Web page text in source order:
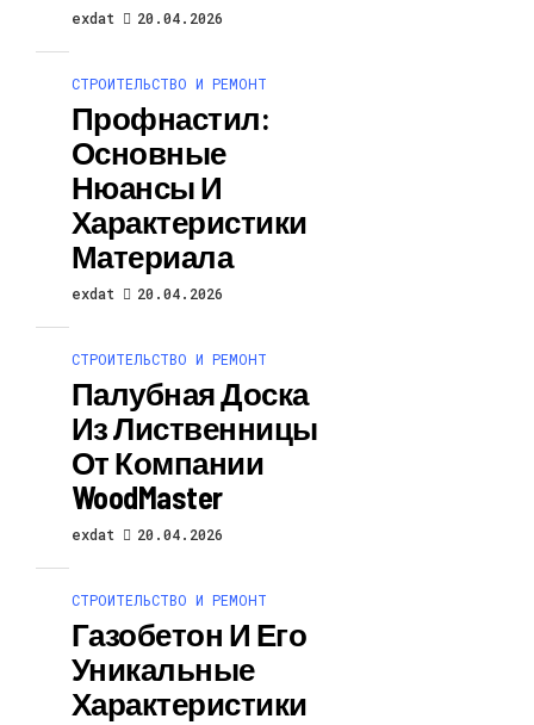
exdat 20.04.2026
СТРОИТЕЛЬСТВО И РЕМОНТ
Профнастил:
Основные
Нюансы И
Характеристики
Материала
exdat 20.04.2026
СТРОИТЕЛЬСТВО И РЕМОНТ
Палубная Доска
Из Лиственницы
От Компании
WoodMaster
exdat 20.04.2026
СТРОИТЕЛЬСТВО И РЕМОНТ
Газобетон И Его
Уникальные
Характеристики